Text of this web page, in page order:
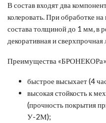
В состав входят два
колеровать. При обработке
состава толщиной до 1 мм, в
декоративная и сверхпрочная
Преимущества
быстрое высыхает (4
высокая стойкость к
(прочность покрытия
У-2М);